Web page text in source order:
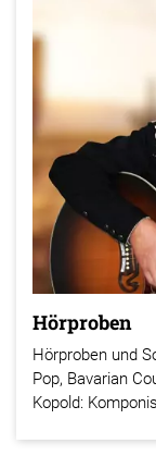
Hörproben
Hörproben und
Pop, Bavarian
Kopold: